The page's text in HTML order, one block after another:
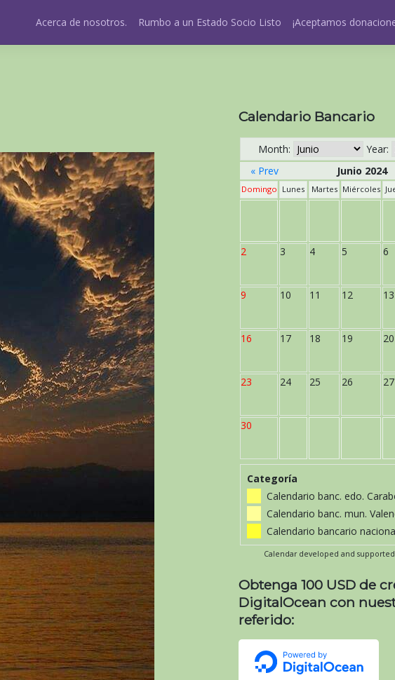
Acerca de nosotros. Rumbo a un Estado Socio Listo ¡Aceptamos
Calendario Bancario
Month:
Year:
« Prev
Junio 2024
Domingo Lunes Martes Miércoles
2 3 4 5 6
9 10 11 12 13
16 17 18 19 20
23 24 25 26 27
30
Categoría
Calendario banc. edo.
Calendario banc. mun.
Calendario bancario
Calendar developed and
Obtenga 100 USD de
DigitalOcean con
referido: